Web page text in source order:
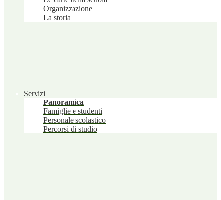
Organizzazione
La storia
Servizi
Panoramica
Famiglie e studenti
Personale scolastico
Percorsi di studio